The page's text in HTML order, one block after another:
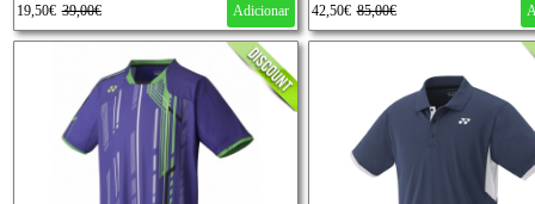
19,50€ 39,00€ Adicionar 42,50€ 85,00€